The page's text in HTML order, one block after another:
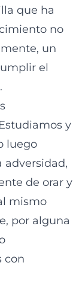
que ha
no
un
el
y
luego
adversidad,
de orar y
mismo
por alguna
con